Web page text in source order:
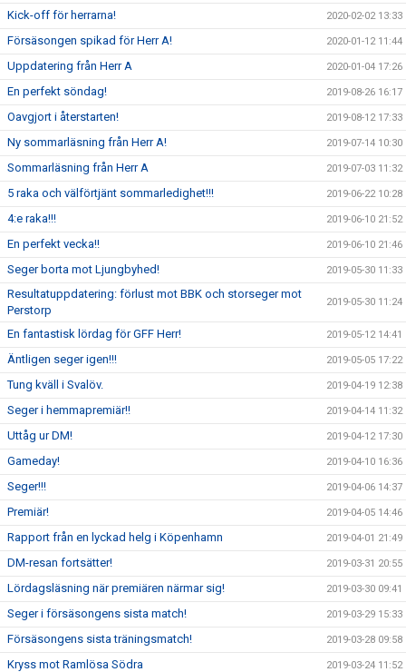
Kick-off för herrarna! 2020-02-02 13:33
Försäsongen spikad för Herr A! 2020-01-12 11:44
Uppdatering från Herr A 2020-01-04 17:26
En perfekt söndag! 2019-08-26 16:17
Oavgjort i återstarten! 2019-08-12 17:33
Ny sommarläsning från Herr A! 2019-07-14 10:30
Sommarläsning från Herr A 2019-07-03 11:32
5 raka och välförtjänt sommarledighet!!! 2019-06-22 10:28
4:e raka!!! 2019-06-10 21:52
En perfekt vecka!! 2019-06-10 21:46
Seger borta mot Ljungbyhed! 2019-05-30 11:33
Resultatuppdatering: förlust mot BBK och storseger mot
Perstorp
2019-05-30 11:24
En fantastisk lördag för GFF Herr! 2019-05-12 14:41
Äntligen seger igen!!! 2019-05-05 17:22
Tung kväll i Svalöv. 2019-04-19 12:38
Seger i hemmapremiär!! 2019-04-14 11:32
Uttåg ur DM! 2019-04-12 17:30
Gameday! 2019-04-10 16:36
Seger!!! 2019-04-06 14:37
Premiär! 2019-04-05 14:46
Rapport från en lyckad helg i Köpenhamn 2019-04-01 21:49
DM-resan fortsätter! 2019-03-31 20:55
Lördagsläsning när premiären närmar sig! 2019-03-30 09:41
Seger i försäsongens sista match! 2019-03-29 15:33
Försäsongens sista träningsmatch! 2019-03-28 09:58
Kryss mot Ramlösa Södra 2019-03-24 11:52